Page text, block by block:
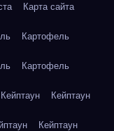
Карта сайта
Картофель
Картофель
Кейптаун Кейптаун
Кейптаун